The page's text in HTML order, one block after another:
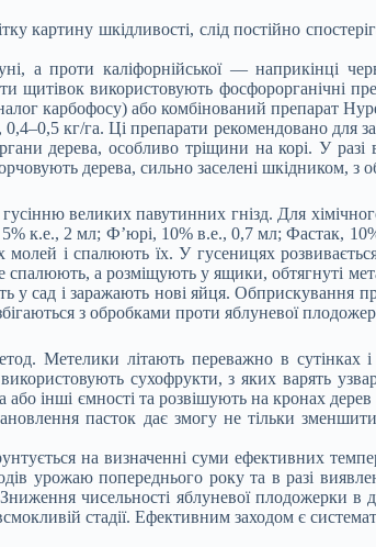
картину шкідливості, слід постійно
а проти каліфорнійської — наприкінці
використовують фосфорорганічні
карбофосу) або комбінований препарат
кг/га. Ці препарати рекомендовано для
дерева, особливо тріщини на корі. У разі
дерева, сильно заселені шкідником, з
великих павутинних гнізд. Для
5% к.е., 2 мл; Ф’юрі, 10% в.е., 0,7 мл; Фастак,
і спалюють їх. У гусеницях
спалюють, а розміщують у ящики, обтягнуті
у сад і заражають нові яйця. Обприскування
з обробками проти яблуневої
Метелики літають переважно в сутінках
сухофрукти, з яких варять
інші ємності та розвішують на кронах
пасток дає змогу не тільки зменшити
на визначенні суми ефективних
урожаю попереднього року та в разі
чисельності яблуневої плодожерки в
стадії. Ефективним заходом є